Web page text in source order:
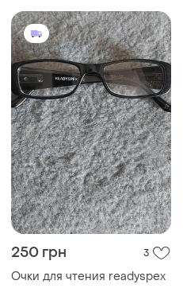
250 грн 3
Очки для чтения readyspex